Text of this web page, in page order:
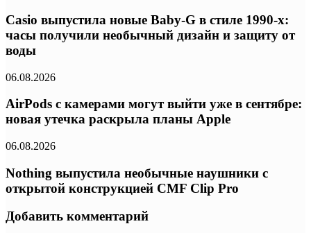
Casio выпустила новые Baby-G в стиле 1990-х:
часы получили необычный дизайн и защиту от
воды
06.08.2026
AirPods с камерами могут выйти уже в сентябре:
новая утечка раскрыла планы Apple
06.08.2026
Nothing выпустила необычные наушники с
открытой конструкцией CMF Clip Pro
Добавить комментарий